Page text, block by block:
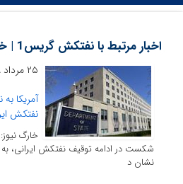
هشدار سطح نارنجی در
اخبار مرتبط با نفتکش گریس1 | خارگ نیوز
۲۵ مرداد ۱۳۹۸ - ۱۳:۰۴
آمریکا
نفتکش
خارگ
نشان د